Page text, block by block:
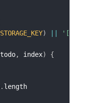
STORAGE_KEY)
'[]'
todo, index)
{
. length